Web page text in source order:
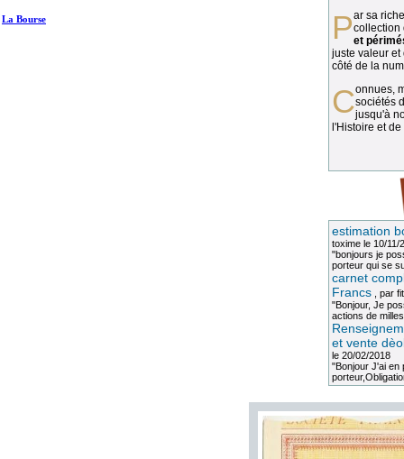
La Bourse Par sa richesse et sa diversité, lacollection
et
juste valeur et
côté de la
Connues, méconnues, ou inconnues, lessociétés
jusqu'à
l'Histoire et
estimation
toximele 10/11/
"bonjours je
porteur qui se
carnet
Francs, par
"Bonjour, Je
actions de
et vente
le 20/02/2018
"Bonjour J'ai en